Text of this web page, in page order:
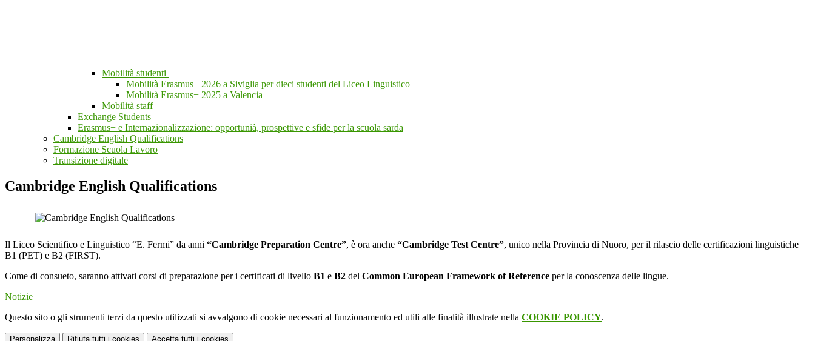
Mobilità studenti
Mobilità Erasmus+ 2026 a Siviglia per dieci studenti del Liceo Linguistico
Mobilità Erasmus+ 2025 a Valencia
Mobilità staff
Exchange Students
Erasmus+ e Internazionalizzazione: opportunià, prospettive e sfide per la scuola sarda
Cambridge English Qualifications
Formazione Scuola Lavoro
Transizione digitale
Cambridge English Qualifications
Il Liceo Scientifico e Linguistico “E. Fermi” da anni “Cambridge Preparation Centre”, è ora anche “Cambridge Test Centre”, unico nella Provincia di Nuoro, per il rilascio delle certificazioni linguistiche
B1 (PET) e B2 (FIRST).
Come di consueto, saranno attivati corsi di preparazione per i certificati di livello B1 e B2 del Common European Framework of Reference per la conoscenza delle lingue.
Notizie
Questo sito o gli strumenti terzi da questo utilizzati si avvalgono di cookie necessari al funzionamento ed utili alle finalità illustrate nella COOKIE POLICY.
Personalizza Rifiuta tutti i cookies Accetta tutti i cookies